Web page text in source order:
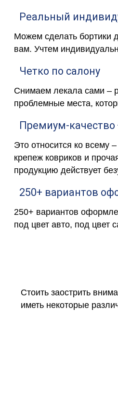
Реальный
Можем сделать бортики
вам. Учтем
Четко по салону
Снимаем лекала сами –
проблемные места,
Премиум-качество
Это относится ко всему
крепеж ковриков и
продукцию действует
250+ вариантов
250+ вариантов
под цвет авто, под цвет
Стоить заострить
иметь некоторые